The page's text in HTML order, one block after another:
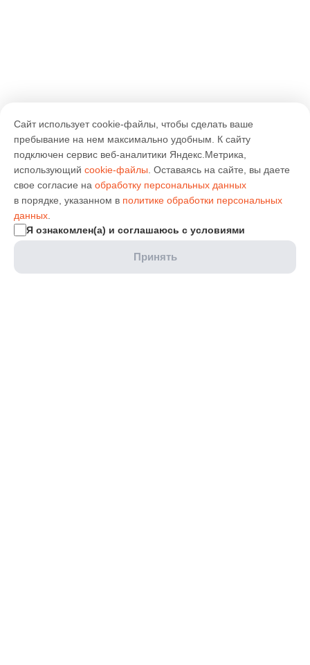
Сайт использует cookie-файлы, чтобы сделать ваше
пребывание на нем максимально удобным. К cайту
подключен сервис веб-аналитики Яндекс.Метрика,
использующий cookie-файлы . Оставаясь на сайте, вы даете
свое согласие на обработку персональных данных
в порядке, указанном в политике обработки персональных
данных
Я ознакомлен(а) и соглашаюсь с условиями
Принять